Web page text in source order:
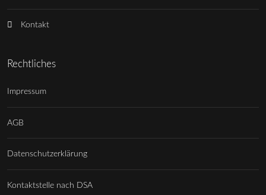
Kontakt
Rechtliches
Impressum
AGB
Datenschutzerklärung
Kontaktstelle nach DSA